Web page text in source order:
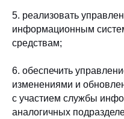
5. реализовать
информационным
средствам;
6. обеспечить
изменениями и
с участием службы
аналогичных